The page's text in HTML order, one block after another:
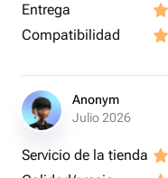
Entrega
Compatibilidad
Anonym
Julio 2026
Servicio de la tienda